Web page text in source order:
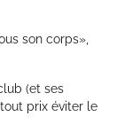
son corps»,
(et ses
prix éviter le